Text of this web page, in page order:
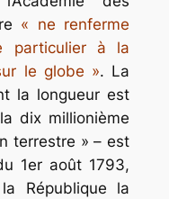
« ne renferme
particulier à la
le globe ». La
la longueur est
dix millionième
terrestre » – est
1er août 1793,
République la